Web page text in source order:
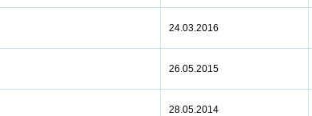
24.03.2016
26.05.2015
28.05.2014